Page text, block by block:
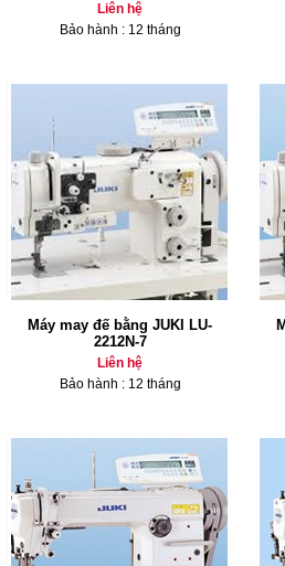
Liên hệ
Bảo hành : 12 tháng
Máy may đế bằng JUKI LU-
2212N-7
Liên hệ
Bảo hành : 12 tháng